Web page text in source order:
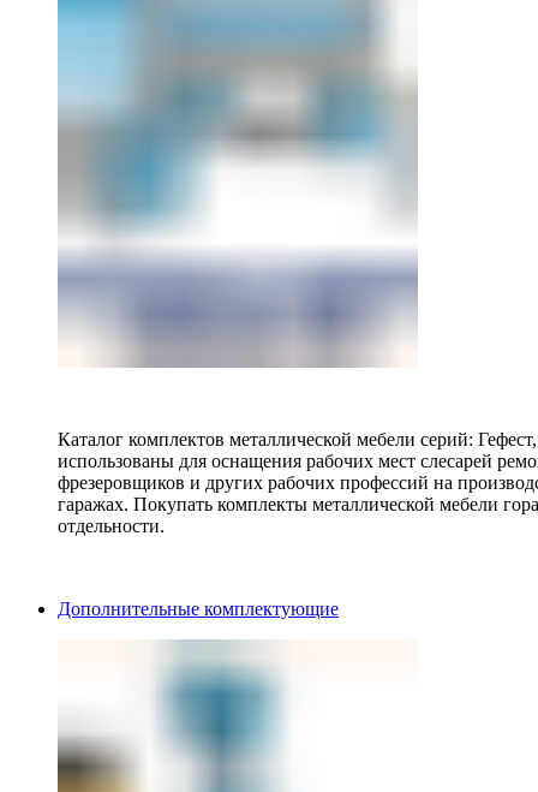
Каталог комплектов металлической мебели серий:
использованы для оснащения рабочих мест слесарей
фрезеровщиков и других рабочих профессий на
гаражах. Покупать комплекты металлической мебели
отдельности.
Дополнительные комплектующие